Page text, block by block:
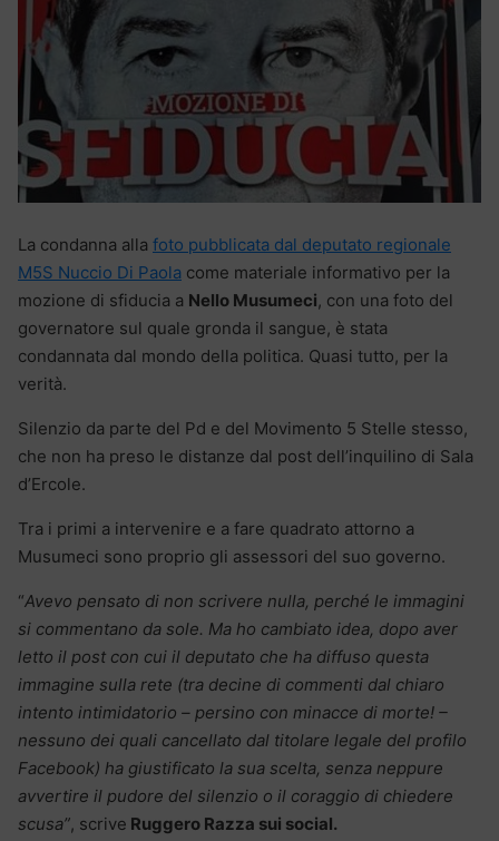
La condanna alla foto pubblicata dal deputato regionale
M5S Nuccio Di Paola come materiale informativo per la
mozione di sfiducia a Nello Musumeci, con una foto del
governatore sul quale gronda il sangue, è stata
condannata dal mondo della politica. Quasi tutto, per la
verità.
Silenzio da parte del Pd e del Movimento 5 Stelle stesso,
che non ha preso le distanze dal post dell’inquilino di Sala
d’Ercole.
Tra i primi a intervenire e a fare quadrato attorno a
Musumeci sono proprio gli assessori del suo governo.
“Avevo pensato di non scrivere nulla, perché le immagini
si commentano da sole. Ma ho cambiato idea, dopo aver
letto il post con cui il deputato che ha diffuso questa
immagine sulla rete (tra decine di commenti dal chiaro
intento intimidatorio – persino con minacce di morte! –
nessuno dei quali cancellato dal titolare legale del profilo
Facebook) ha giustificato la sua scelta, senza neppure
avvertire il pudore del silenzio o il coraggio di chiedere
scusa”, scrive Ruggero Razza sui social.